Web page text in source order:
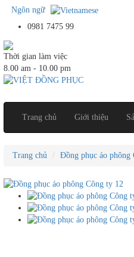
Ngôn ngữ
0981 7475 99
Thời gian làm việc
8.00 am - 10.00 pm
Trang chủ Giới thiệu
Trang chủ Đồng phục áo phông